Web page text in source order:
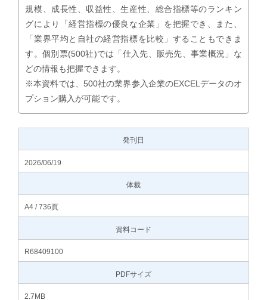
規模、成長性、収益性、生産性、総合指標等のランキン
グにより「経営指標の優良な企業」を把握でき、また、
「業界平均と自社の経営指標を比較」することもできま
す。個別票(500社)では「仕入先、販売先、事業概況」な
どの情報も把握できます。
※本資料では、500社の業界参入企業のEXCELデータのオ
プション購入が可能です。
発刊日
2026/06/19
体裁
A4 / 736頁
資料コード
R68409100
PDFサイズ
2.7MB